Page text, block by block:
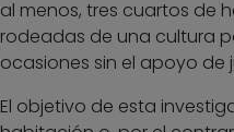
al menos, tres cuartos de
rodeadas de una cultura
ocasiones sin el apoyo
El objetivo de esta